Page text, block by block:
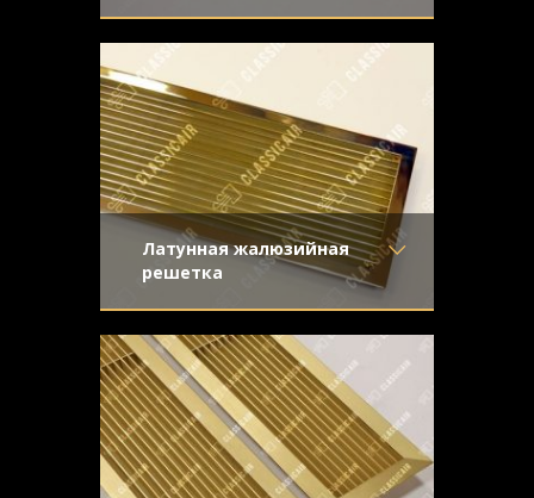
Материал- Латунь
Отделка- Старение с
Узор-
Конструкция- Жалюзи
Латунная жалюзийная
решетка
Материал- Латунь
Отделка- Полированная
латунь
Узор-
Конструкция- Жалюзи
латуни для вентиляционного отверстия.
Жалюзи прямые, крепеж